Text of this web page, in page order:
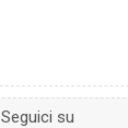
Seguici su